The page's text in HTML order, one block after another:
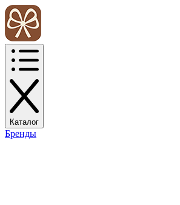
Каталог
Бренды